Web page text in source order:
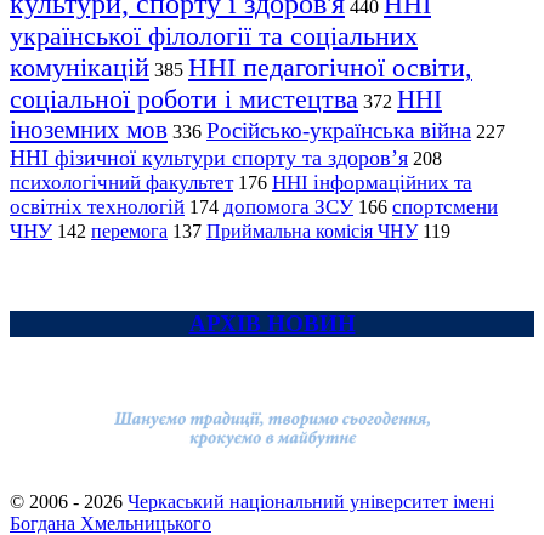
440
української філології та соціальних
комунікацій 385 ННІ педагогічної освіти,
соціальної роботи і мистецтва 372 ННІ
іноземних мов 336 Російсько-українська війна 227
ННІ фізичної культури спорту та здоров’я 208
психологічний факультет 176 ННІ інформаційних та
освітніх технологій 174 допомога ЗСУ 166 спортсмени
ЧНУ 142 перемога 137 Приймальна комісія ЧНУ 119
АРХІВ НОВИН
© 2006 - 2026 Черкаський національний університет імені
Богдана Хмельницького